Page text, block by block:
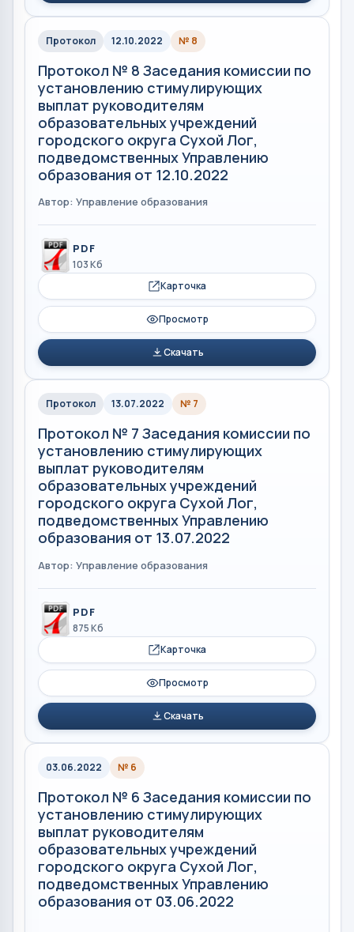
Протокол 12.10.2022 № 8
Протокол № 8 Заседания комиссии по
установлению стимулирующих
выплат руководителям
образовательных учреждений
городского округа Сухой Лог,
подведомственных Управлению
образования от 12.10.2022
Автор: Управление образования
PDF
103 Кб
Карточка
Просмотр
Скачать
Протокол 13.07.2022 № 7
Протокол № 7 Заседания комиссии по
установлению стимулирующих
выплат руководителям
образовательных учреждений
городского округа Сухой Лог,
подведомственных Управлению
образования от 13.07.2022
Автор: Управление образования
PDF
875 Кб
Карточка
Просмотр
Скачать
03.06.2022 № 6
Протокол № 6 Заседания комиссии по
установлению стимулирующих
выплат руководителям
образовательных учреждений
городского округа Сухой Лог,
подведомственных Управлению
образования от 03.06.2022